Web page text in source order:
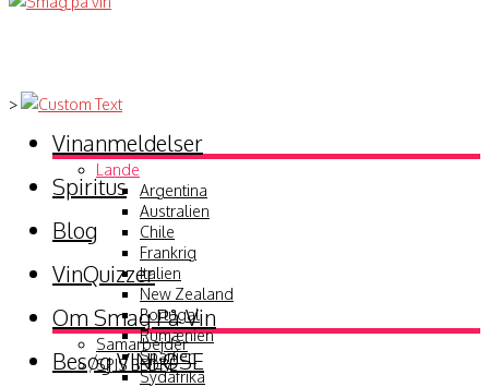
>
Vinanmeldelser
Lande
Argentina
Australien
Chile
Frankrig
Italien
New Zealand
Portugal
Rumænien
Spanien
Sydafrika
Spiritus
Blog
VinQuizzer
Om Smag På Vin
Samarbejder
SPIS BEDRE
Besøg VINLØSE